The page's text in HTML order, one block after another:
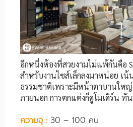
อีกหนึ่งห้องที่สวยงามไม่แพ้กันคือ
สำหรับงานไซส์เล็กลงมาหน่อย เน้
ธรรมชาติเพราะมีหน้าตาบานใหญ่
ภายนอก การตกแต่งก็ดูโมเดิร์น ทั
ความจุ : 30 – 100 คน